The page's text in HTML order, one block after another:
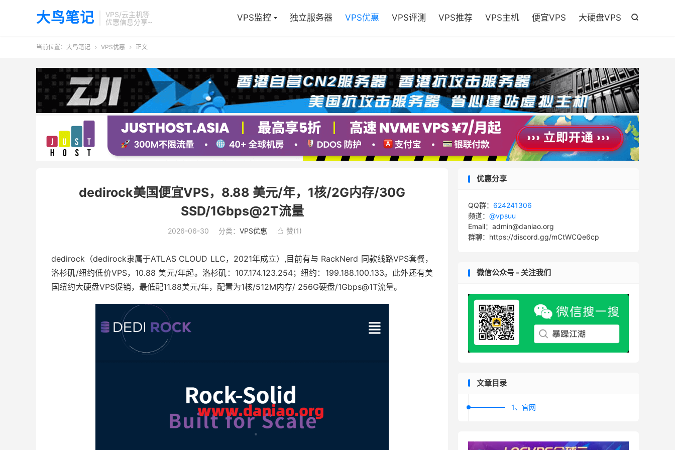
大鸟笔记
VPS/云主机等
优惠信息分享~

VPS监控 独立服务器 VPS优惠 VPS评测 VPS推荐 VPS主机 便宜VPS 大硬盘VPS
当前位置： 大鸟笔记  VPS优惠  正文
dedirock美国便宜VPS，8.88 美元/年，1核/2G内存/30G
SSD/1Gbps@2T流量
2026-06-30 分类： VPS优惠  赞(1)
dedirock（dedirock隶属于ATLAS CLOUD LLC，2021年成立）,目前有与 RackNerd 同款线路VPS套餐，
洛杉矶/纽约低价VPS，10.88 美元/年起。洛杉矶：107.174.123.254；纽约：199.188.100.133。此外还有美
国纽约大硬盘VPS促销，最低配11.88美元/年，配置为1核/512M内存/ 256G硬盘/1Gbps@1T流量。
优惠分享
QQ群： 624241306
频道： @vpsuu
Email：admin@daniao.org
群聊：https://discord.gg/mCtWCQe6cp
微信公众号 - 关注我们
文章目录
1、官网